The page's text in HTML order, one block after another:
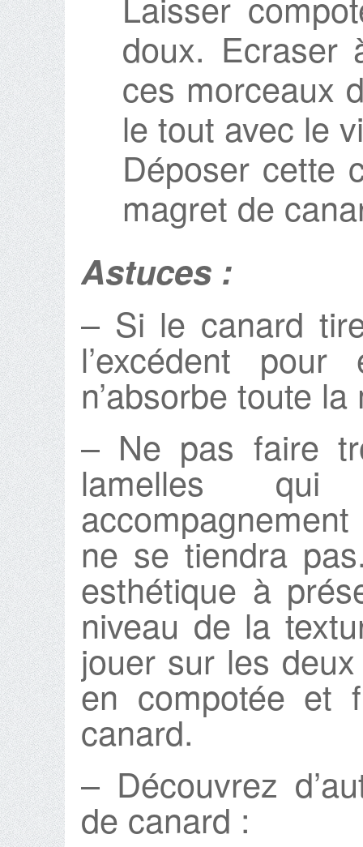
doux. Ecraser
ces morceaux
le tout avec le
Déposer cette
magret de
Astuces :
– Si le canard
l’excédent
n’absorbe toute
– Ne pas faire
lamelles
ne se tiendra
esthétique à
niveau de la
jouer sur les
en compotée et
canard.
– Découvrez
de canard :